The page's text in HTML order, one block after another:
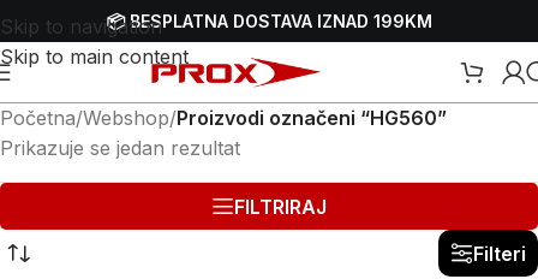
Skip to navigation
Skip to main content
📦 BESPLATNA DOSTAVA IZNAD 199KM
Početna/Webshop/Proizvodi označeni “HG560”
Prikazuje se jedan rezultat
FILTRIRAJ
Filteri